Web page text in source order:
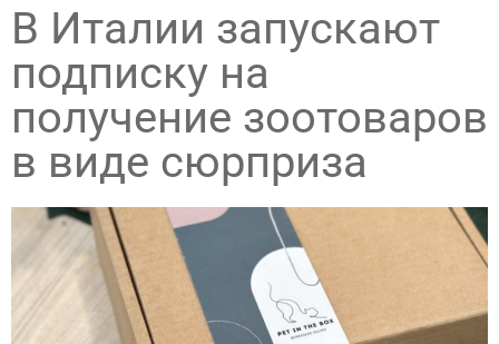
В Италии запускают
подписку на
получение зоотоваров
в виде сюрприза